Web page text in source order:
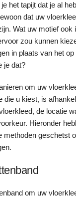
het tapijt dat je al
dat uw
Wat uw motief ook
zou kunnen
in plaats van het
je dat?
om uw
die u kiest, is
de locatie
Hieronder
methoden geschetst
om uw